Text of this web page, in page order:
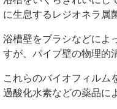
に生息するレジオネラ属
浴槽壁をブラシなどによ
すが、パイプ壁の物理的
これらのバイオフィルム
過酸化水素などの薬品に